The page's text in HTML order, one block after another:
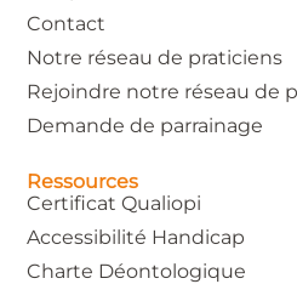
Contact
Notre réseau de praticiens
Rejoindre notre réseau de
Demande de parrainage
Ressources
Certificat Qualiopi
Accessibilité Handicap
Charte Déontologique